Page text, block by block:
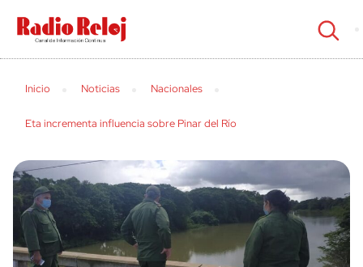
cerrar
Inicio Noticias Nacionales
Eta incrementa influencia sobre Pinar del Río